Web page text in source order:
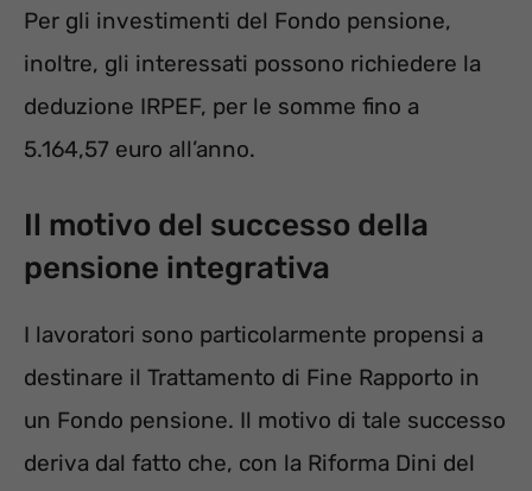
Per gli investimenti del Fondo pensione,
inoltre, gli interessati possono richiedere la
deduzione IRPEF, per le somme fino a
5.164,57 euro all’anno.
Il motivo del successo della
pensione integrativa
I lavoratori sono particolarmente propensi a
destinare il Trattamento di Fine Rapporto in
un Fondo pensione. Il motivo di tale successo
deriva dal fatto che, con la Riforma Dini del